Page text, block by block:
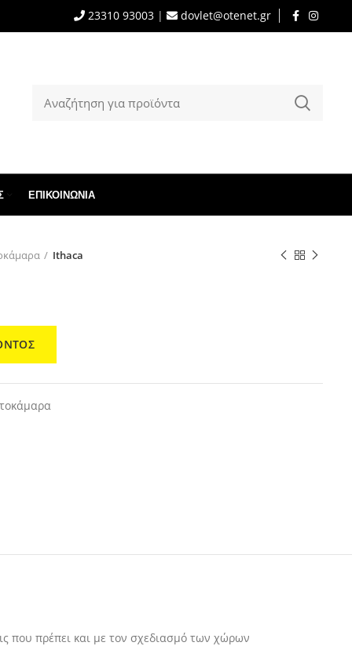
23310 93003 | dovlet@otenet.gr
ΕΠΙΚΟΙΝΩΝΊΑ
Ithaca
που πρέπει και με τον σχεδιασμό των χώρων